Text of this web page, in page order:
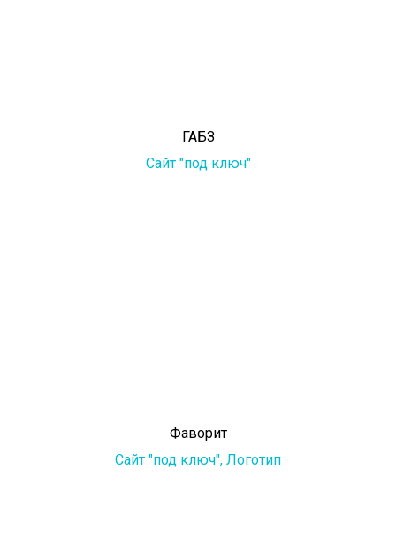
ГАБЗ
Сайт "под ключ"
Фаворит
Сайт "под ключ", Логотип